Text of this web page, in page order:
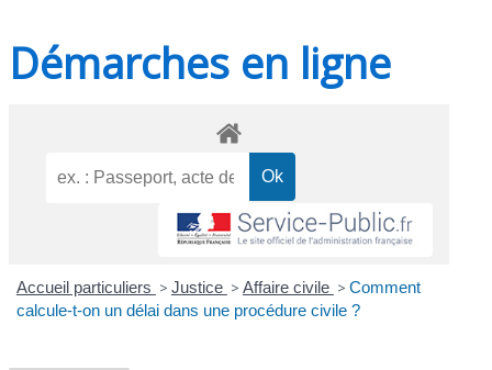
Démarches en ligne
Accueil particuliers > Justice > Affaire civile > Comment
calcule-t-on un délai dans une procédure civile ?